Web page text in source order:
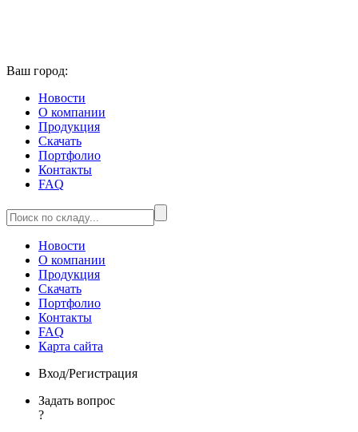
Ваш город:
Новости
О компании
Продукция
Скачать
Портфолио
Контакты
FAQ
Новости
О компании
Продукция
Скачать
Портфолио
Контакты
FAQ
Карта сайта
Вход/Регистрация
Задать вопрос
?